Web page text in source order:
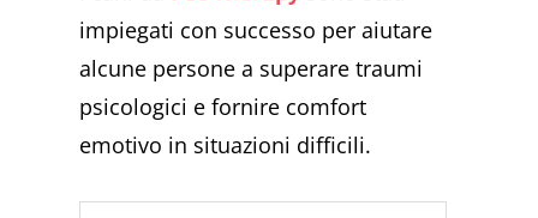
impiegati con successo per aiutare
alcune persone a superare traumi
psicologici e fornire comfort
emotivo in situazioni difficili.